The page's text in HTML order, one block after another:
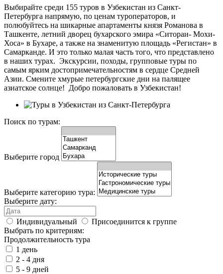
Выбирайте среди 155 туров в Узбекистан из Санкт-
Петербурга напрямую, по ценам туроператоров, и
полюбуйтесь на шикарные апартаменты князя Романова в
Ташкенте, летний дворец бухарского эмира «Ситораи- Мохи-
Хоса» в Бухаре, а также на знаменитую площадь «Регистан» в
Самарканде. И это только малая часть того, что представлено
в наших турах. Экскурсии, походы, групповые туры по
самым ярким достопримечательностям в сердце Средней
Азии. Смените хмурые петербургские дни на палящее
азиатское солнце! Добро пожаловать в Узбекистан!
Поиск по турам:
Выберите город
Выберите категорию тура:
Выберите дату:
Индивидуальный
Присоединится к группе
Выбрать по критериям:
Продолжительность тура
1 день
2 - 4 дня
5 - 9 дней